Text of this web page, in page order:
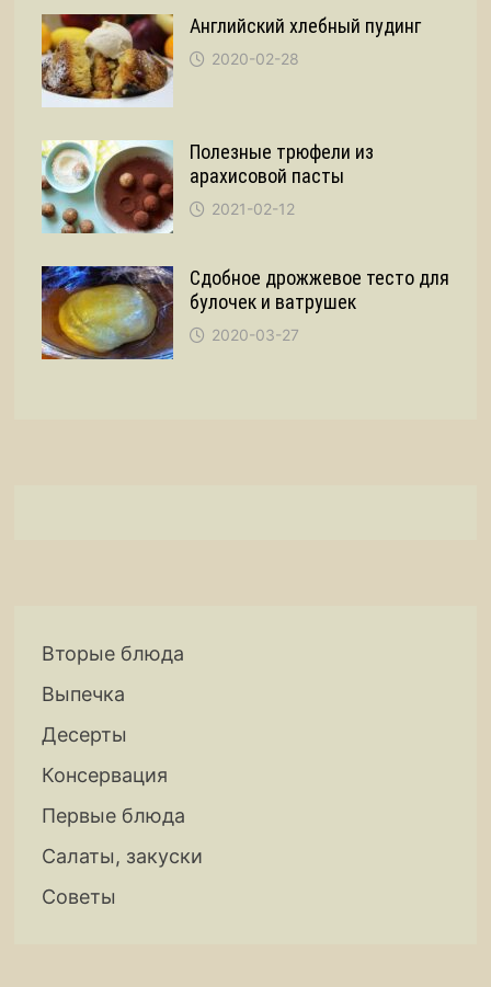
Английский хлебный пудинг
2020-02-28
Полезные трюфели из
арахисовой пасты
2021-02-12
Сдобное дрожжевое тесто для
булочек и ватрушек
2020-03-27
Вторые блюда
Выпечка
Десерты
Консервация
Первые блюда
Салаты, закуски
Советы